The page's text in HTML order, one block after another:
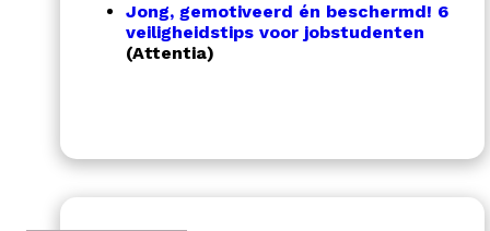
Jong, gemotiveerd én beschermd! 6
veiligheidstips voor jobstudenten
(Attentia)